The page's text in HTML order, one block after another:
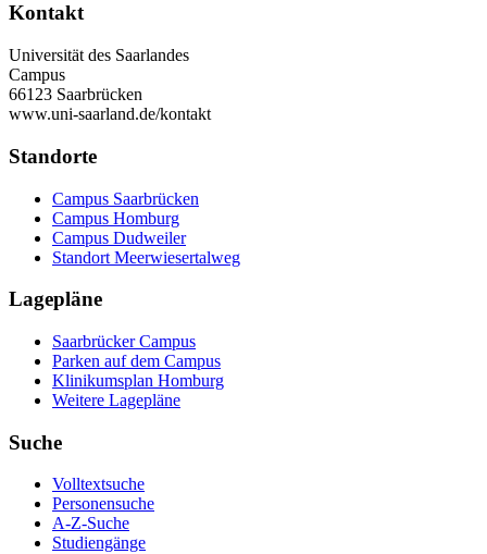
Kontakt
Universität des Saarlandes
Campus
66123 Saarbrücken
www.uni-saarland.de/kontakt
Standorte
Campus Saarbrücken
Campus Homburg
Campus Dudweiler
Standort Meerwiesertalweg
Lagepläne
Saarbrücker Campus
Parken auf dem Campus
Klinikumsplan Homburg
Weitere Lagepläne
Suche
Volltextsuche
Personensuche
A-Z-Suche
Studiengänge